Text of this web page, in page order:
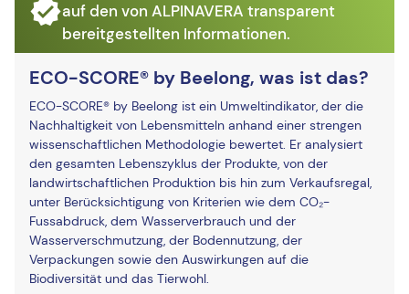
auf den von ALPINAVERA transparent
bereitgestellten Informationen.
ECO-SCORE® by Beelong, was ist das?
ECO-SCORE® by Beelong ist ein Umweltindikator, der die
Nachhaltigkeit von Lebensmitteln anhand einer strengen
wissenschaftlichen Methodologie bewertet. Er analysiert
den gesamten Lebenszyklus der Produkte, von der
landwirtschaftlichen Produktion bis hin zum Verkaufsregal,
unter Berücksichtigung von Kriterien wie dem CO₂-
Fussabdruck, dem Wasserverbrauch und der
Wasserverschmutzung, der Bodennutzung, der
Verpackungen sowie den Auswirkungen auf die
Biodiversität und das Tierwohl.